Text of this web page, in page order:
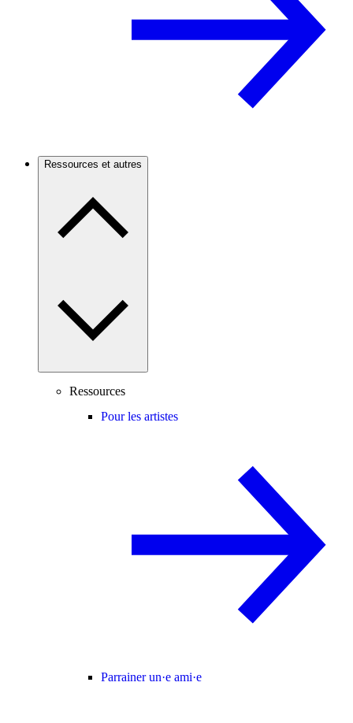
Ressources et autres
Ressources
Pour les artistes
Parrainer un·e ami·e